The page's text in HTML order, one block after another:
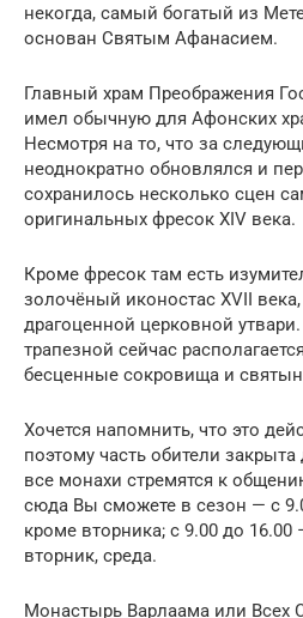
некогда, самый богатый из
основан Святым Афанасием.
Главный храм Преображения
имел обычную для Афонских
Несмотря на то, что за
неоднократно обновлялся и
сохранилось несколько сцен
оригинальных фресок XIV века.
Кроме фресок там есть
золочёный иконостас XVII
драгоценной церковной
трапезной сейчас
бесценные сокровища и
Хочется напомнить, что это
поэтому часть обители
все монахи стремятся к
сюда Вы сможете в сезон — с
кроме вторника; с 9.00 до
вторник, среда.
Монастырь Варлаама или Всех